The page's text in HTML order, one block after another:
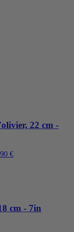
22 cm -
€
cm - 7in